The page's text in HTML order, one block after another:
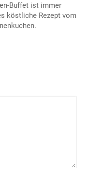
Buffet ist immer
köstliche Rezept vom